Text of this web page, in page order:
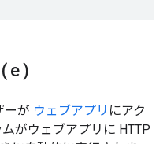
e)
ーが ウェブアプリ にアク
がウェブアプリに HTTP